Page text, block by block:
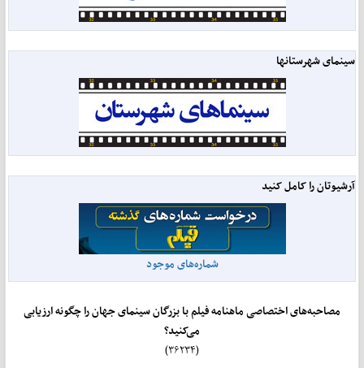
سینمای شهرستانها
آرشیوتان را کامل کنید
شماره‌های موجود
مصاحبه‌های اختصاصی ماهنامه فیلم با بزرگان سینمای جهان را چگونه ارزیابی
می‌کنید؟